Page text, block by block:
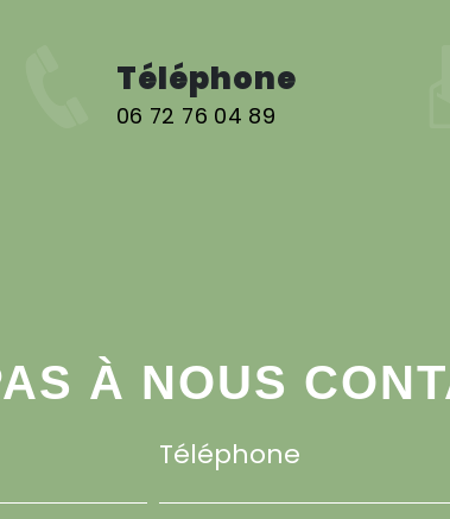
Téléphone
06 72 76 04 89
À NOUS
Téléphone